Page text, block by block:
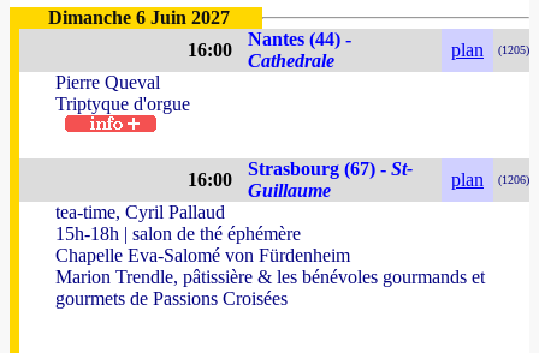
Dimanche 6 Juin 2027
16:00
Nantes (44) -
Cathedrale
plan (1205)
Pierre Queval
Triptyque d'orgue
16:00
Strasbourg (67) - St-
Guillaume
plan (1206)
tea-time, Cyril Pallaud
15h-18h | salon de thé éphémère
Chapelle Eva-Salomé von Fürdenheim
Marion Trendle, pâtissière & les bénévoles gourmands et
gourmets de Passions Croisées